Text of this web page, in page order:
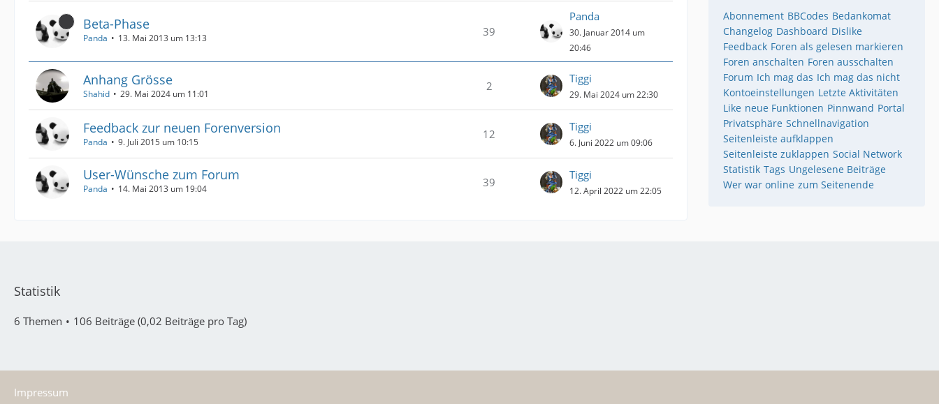
Beta-Phase
Panda 13. Mai 2013 um 13:13 39
Panda
30. Januar 2014 um
20:46
Anhang Grösse
Shahid 29. Mai 2024 um 11:01
2
Tiggi
29. Mai 2024 um 22:30
Feedback zur neuen Forenversion
Panda 9. Juli 2015 um 10:15
12
Tiggi
6. Juni 2022 um 09:06
User-Wünsche zum Forum
Panda 14. Mai 2013 um 19:04 39
Tiggi
12. April 2022 um 22:05
Abonnement BBCodes Bedankomat
Changelog Dashboard Dislike
Feedback Foren als gelesen markieren
Foren anschalten Foren ausschalten
Forum Ich mag das Ich mag das nicht
Kontoeinstellungen Letzte Aktivitäten
Like neue Funktionen Pinnwand Portal
Privatsphäre Schnellnavigation
Seitenleiste aufklappen
Seitenleiste zuklappen Social Network
Statistik Tags Ungelesene Beiträge
Wer war online zum Seitenende
Statistik
6 Themen 106 Beiträge (0,02 Beiträge pro Tag)
Impressum